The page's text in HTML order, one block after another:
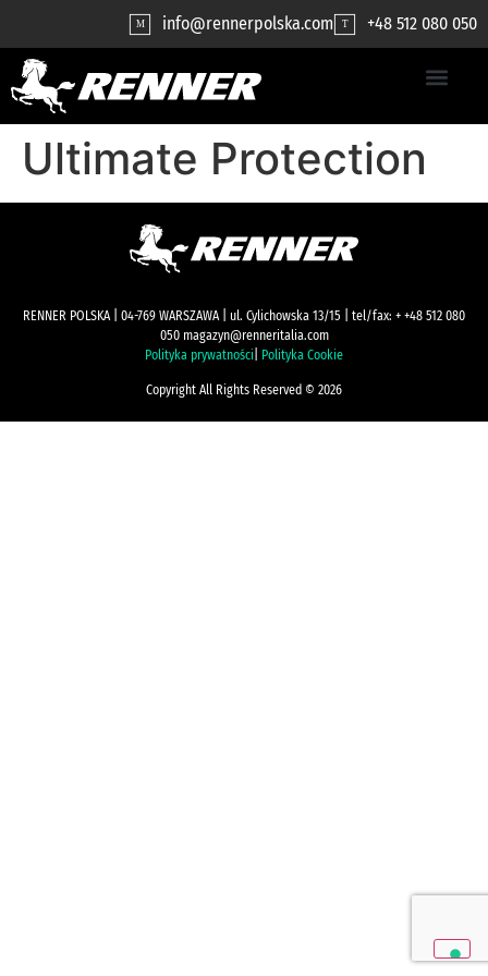
M info@rennerpolska.com T +48 512 080 050
Ultimate Protection
RENNER POLSKA | 04-769 WARSZAWA | ul. Cylichowska 13/15 | tel/fax: + +48 512 080
050 magazyn@renneritalia.com
Polityka prywatności
Polityka Cookie
Copyright All Rights Reserved © 2026